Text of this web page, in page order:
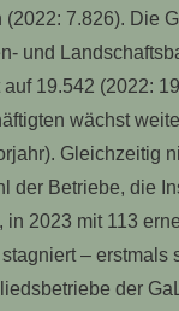
7.826). Die
und
19.542 (2022:
wächst
Gleichzeitig
der Betriebe, die
in 2023 mit 113
– erstmals
der